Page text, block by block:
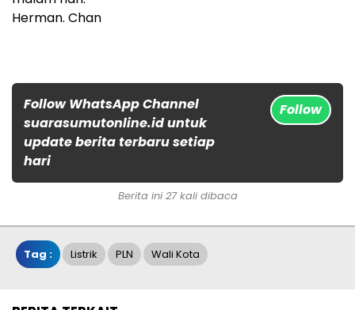
Herman. Chan
Follow WhatsApp Channel
suarasumutonline.id untuk
update berita terbaru setiap
hari
Follow
Berita ini 27 kali dibaca
Tag : Listrik PLN Wali Kota